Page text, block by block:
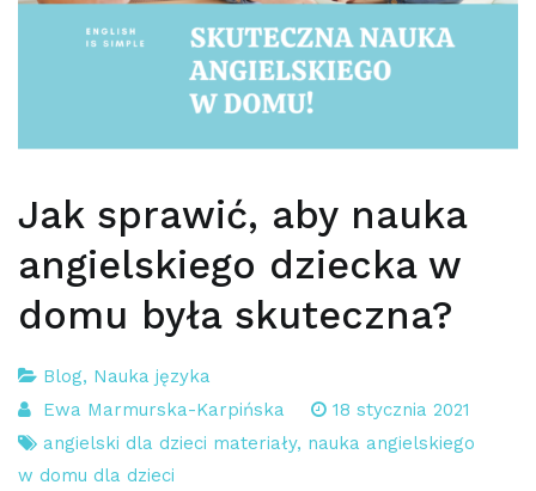
Jak sprawić, aby nauka
angielskiego dziecka w
domu była skuteczna?
Blog, Nauka języka
Ewa Marmurska-Karpińska
18 stycznia 2021
angielski dla dzieci materiały, nauka angielskiego
w domu dla dzieci